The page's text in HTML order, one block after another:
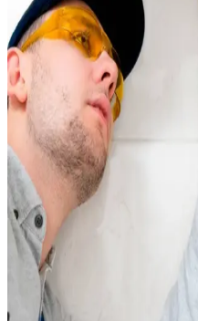
Eau moins chaude
Gouttes au niveau du
quelques gouttes normales)
Bruit de grésil à
résistance)
Rouille visible sous
Nous remplaçons votre
dernière génération : ballon
chauffe-eau
les calories de l'air ambiant
% de moins qu'un ballon
Pour les appartements de
avec deux salles de bain, un
recommandé. Nous
nombre d'occupants et de vos